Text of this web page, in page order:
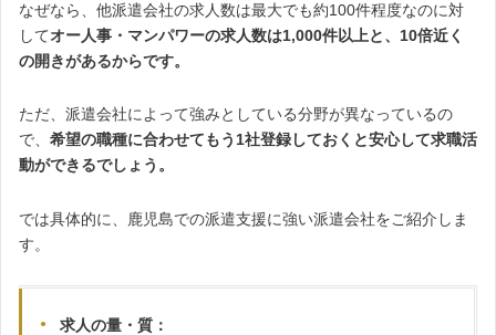
なぜなら、他派遣会社の求人数は最大でも約100件程度なのに対
してオー人事・マンパワーの求人数は1,000件以上と、10倍近く
の開きがあるからです。
ただ、派遣会社によって強みとしている分野が異なっているの
で、 希望の職種に合わせてもう1社登録しておくと安心して求職活
動ができるでしょう。
では具体的に、鹿児島での派遣支援に強い派遣会社をご紹介しま
す。
求人の量・質：